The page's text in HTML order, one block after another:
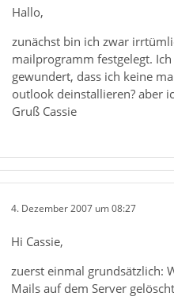
Hallo,
zunächst bin ich zwar
mailprogramm festgelegt.
gewundert, dass ich keine
outlook deinstallieren? aber
Gruß Cassie
4. Dezember 2007 um 08:27
Hi Cassie,
zuerst einmal grundsätzlich:
Mails auf dem Server